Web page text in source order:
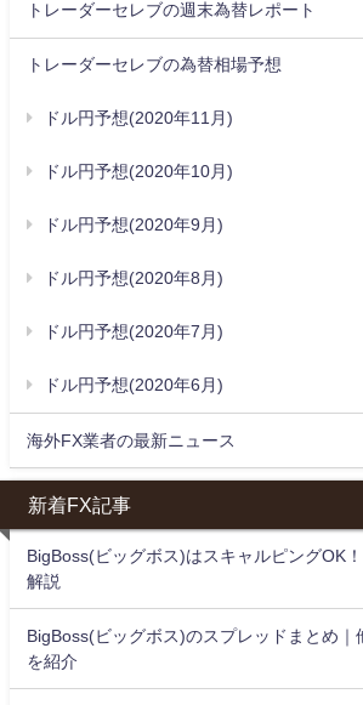
トレーダーセレブの週末為替レポート
トレーダーセレブの為替相場予想
ドル円予想(2020年11月)
ドル円予想(2020年10月)
ドル円予想(2020年9月)
ドル円予想(2020年8月)
ドル円予想(2020年7月)
ドル円予想(2020年6月)
海外FX業者の最新ニュース
新着FX記事
BigBoss(ビッグボス)はスキャルピングOK
解説
BigBoss(ビッグボス)のスプレッドまとめ｜
を紹介